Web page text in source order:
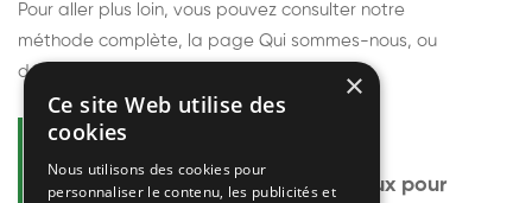
Pour aller plus loin, vous pouvez consulter notre
méthode complète, la page Qui sommes-nous, ou
découvrir
Questions fréquentes
Le frelon européen est-il dangereux pour
×
Ce site Web utilise des
cookies
Nous utilisons des cookies pour
personnaliser le contenu, les publicités et